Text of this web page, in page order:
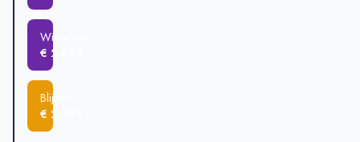
Winschoten
€ 2.825
Blijham
€ 2.391